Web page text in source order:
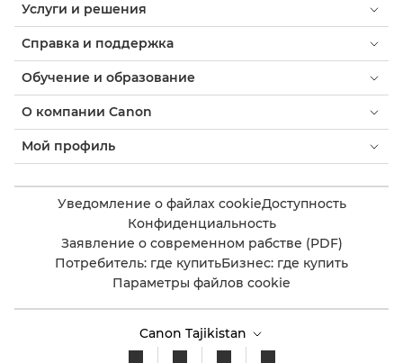
Услуги и решения
Справка и поддержка
Обучение и образование
О компании Canon
Мой профиль
Уведомление о файлах cookieДоступность
Конфиденциальность
Заявление о современном рабстве (PDF)
Потребитель: где купитьБизнес: где купить
Параметры файлов cookie
Canon Tajikistan